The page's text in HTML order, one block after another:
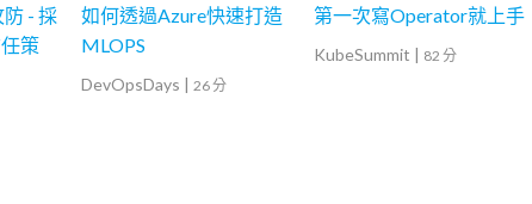
- 採
策
如何透過Azure快速打造
MLOPS
DevOpsDays | 26 分
第一次寫Operator就上手
KubeSummit | 82 分